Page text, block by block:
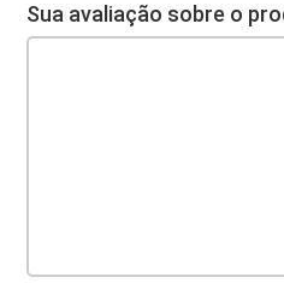
Sua avaliação sobre o